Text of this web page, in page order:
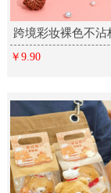
跨境彩妆裸色不沾
釉 丝绒哑光雾
￥9.90